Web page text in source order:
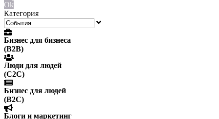
Ok
Категория
Бизнес для бизнеса
(B2B)
Люди для людей
(С2С)
Бизнес для людей
(B2C)
Блоги и маркетинг